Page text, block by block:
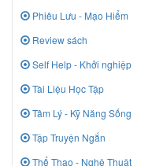
Phiêu Lưu - Mạo Hiểm
Review sách
Self Help - Khởi nghiệp
Tài Liệu Học Tập
Tâm Lý - Kỹ Năng Sống
Tập Truyện Ngắn
Thể Thao - Nghệ Thuật